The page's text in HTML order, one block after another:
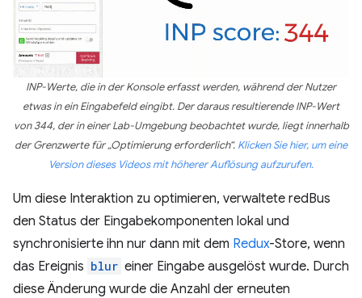
INP-Werte, die in der Konsole erfasst werden, während der Nutzer
etwas in ein Eingabefeld eingibt. Der daraus resultierende INP-Wert
von 344, der in einer Lab-Umgebung beobachtet wurde, liegt innerhalb
der Grenzwerte für „Optimierung erforderlich“. Klicken Sie hier, um eine
Version dieses Videos mit höherer Auflösung aufzurufen.
Um diese Interaktion zu optimieren, verwaltete redBus
den Status der Eingabekomponenten lokal und
synchronisierte ihn nur dann mit dem Redux-Store, wenn
das Ereignis blur einer Eingabe ausgelöst wurde. Durch
diese Änderung wurde die Anzahl der erneuten